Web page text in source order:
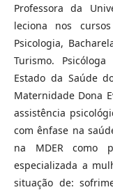
Professora da
leciona nos
Psicologia,
Turismo.
Estado da Saúde
Maternidade Dona
assistência
com ênfase na
na MDER como
especializada a
situação de: